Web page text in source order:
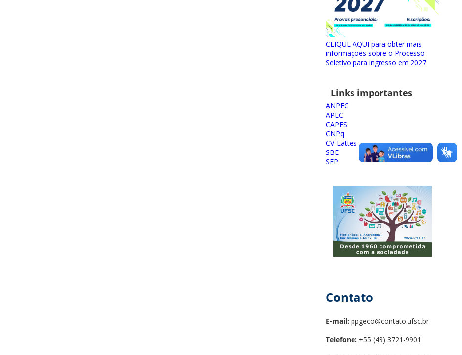
CLIQUE AQUI para obter mais
informações sobre o Processo
Seletivo para ingresso em 2027
Links importantes
ANPEC
APEC
CAPES
CNPq
CV-Lattes
SBE
SEP
Contato
E-mail: ppgeco@contato.ufsc.br
Telefone: +55 (48) 3721-9901